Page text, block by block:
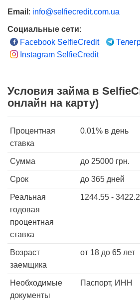
Email : info@selfiecredit.com.ua
Социальные сети:
Facebook SelfieCredit
Instagram SelfieCredit
Условия займа в
онлайн на карту)
Процентная
ставка
0.01% в день
Сумма до 25000 грн.
Срок до 365 дней
Реальная
годовая
процентная
ставка
1244.55 -
Возраст
заемщика
от 18 до 65 лет
Необходимые
документы
Паспорт, ИНН